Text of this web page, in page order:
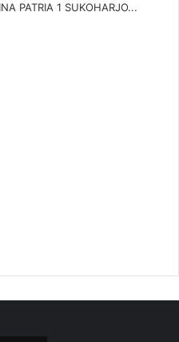
PATRIA 1 SUKOHARJO...